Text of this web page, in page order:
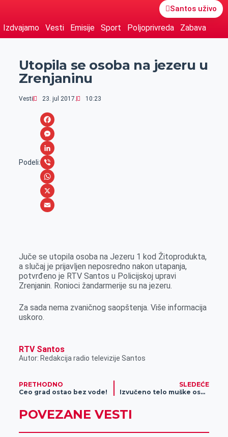
Santos uživo
Izdvajamo Vesti Emisije Sport Poljoprivreda Zabava
Utopila se osoba na jezeru u
Zrenjaninu
Vesti 23. jul 2017. 10:23
Podeli:
F
a
c
e
b
o
M
e
s
s
e
r
L
i
n
k
n
V
i
b
W
h
A
p
p
X
i
l
Juče se utopila osoba na Jezeru 1 kod Žitoprodukta,
a slučaj je prijavljen neposredno nakon utapanja,
potvrđeno je RTV Santos u Policijskoj upravi
Zrenjanin. Ronioci žandarmerije su na jezeru.
Za sada nema zvaničnog saopštenja. Više informacija
uskoro.
RTV Santos
Autor: Redakcija radio televizije Santos
PRETHODNO
Ceo grad ostao bez vode!
SLEDEĆE
Izvučeno telo muške osobe iz jezera
POVEZANE VESTI